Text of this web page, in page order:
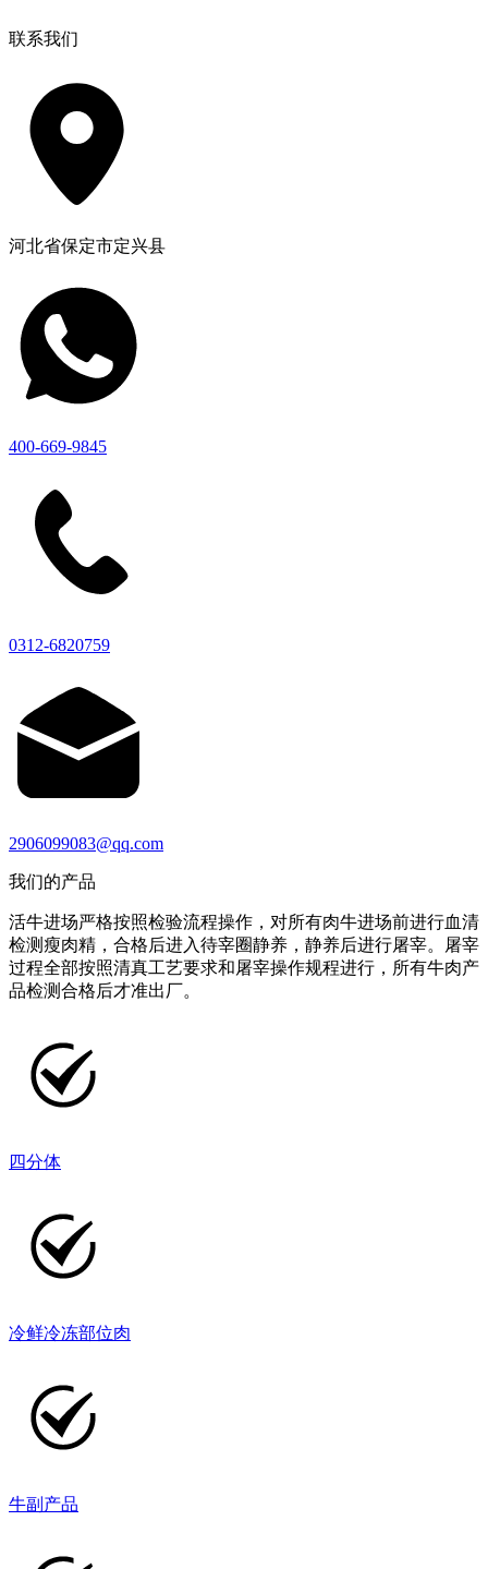
联系我们
河北省保定市定兴县
400-669-9845
0312-6820759
2906099083@qq.com
我们的产品
活牛进场严格按照检验流程操作，对所有肉牛进场前进行血清
检测瘦肉精，合格后进入待宰圈静养，静养后进行屠宰。屠宰
过程全部按照清真工艺要求和屠宰操作规程进行，所有牛肉产
品检测合格后才准出厂。
四分体
冷鲜冷冻部位肉
牛副产品